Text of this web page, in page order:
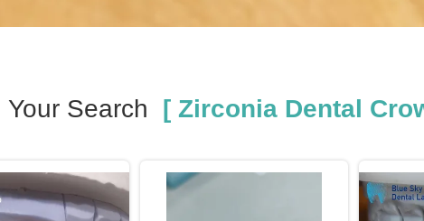
Your Search [ Zirconia Dental